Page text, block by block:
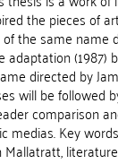
the pieces of
the same name
(1987)
directed by
will be followed
comparison
Key
Mallatratt,